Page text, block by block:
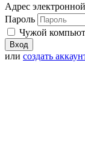
Адрес
Пароль
Чужой
или создать